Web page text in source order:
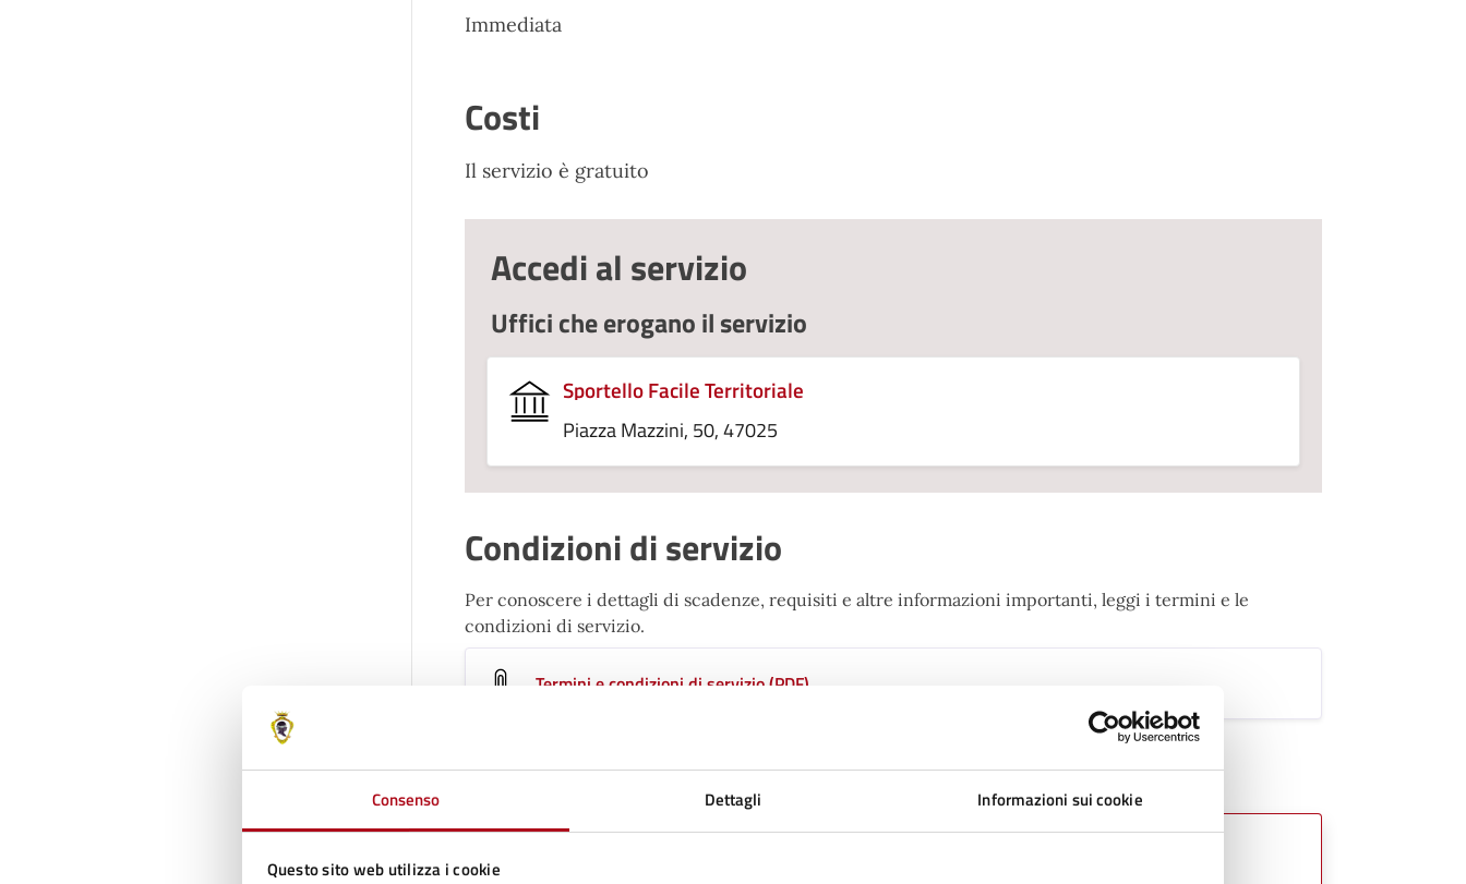
Consenso Dettagli Informazioni sui cookie
Questo sito web utilizza i cookie
Immediata
Costi
Il servizio è gratuito
Accedi al servizio
Uffici che erogano il servizio
Sportello Facile Territoriale
Piazza Mazzini, 50, 47025
Condizioni di servizio
Per conoscere i dettagli di scadenze, requisiti e altre informazioni importanti, leggi i termini e le
condizioni di servizio.
Termini e condizioni di servizio (PDF)
Contatti